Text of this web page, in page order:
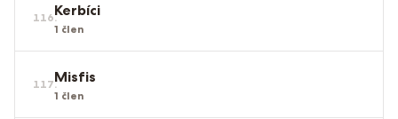
116.Kerbíci
1 člen
117.Misfis
1 člen